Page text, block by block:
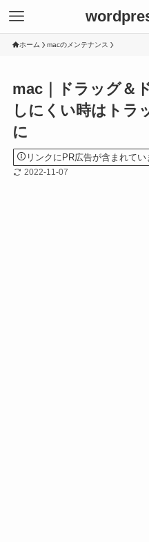
ホーム macのメンテナンス
mac｜ドラッグ＆
しにくい時はトラ
に
リンクにPR広告が含まれてい
2022-11-07